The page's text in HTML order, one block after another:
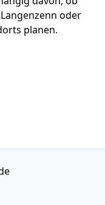
oder
planen.